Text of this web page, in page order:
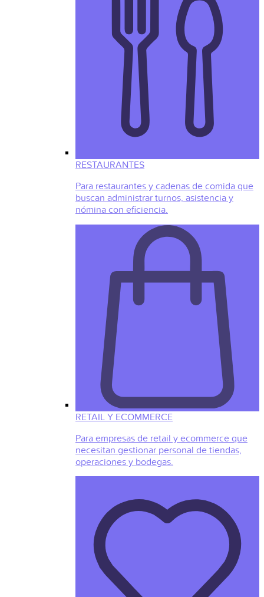
RESTAURANTES
Para restaurantes y cadenas de comida que
buscan administrar turnos, asistencia y
nómina con eficiencia.
RETAIL Y ECOMMERCE
Para empresas de retail y ecommerce que
necesitan gestionar personal de tiendas,
operaciones y bodegas.